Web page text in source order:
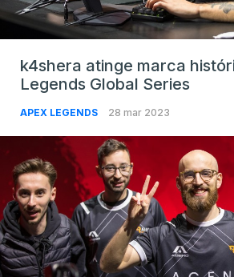
k4shera atinge marca
Legends Global Series
APEX LEGENDS 28 mar 2023